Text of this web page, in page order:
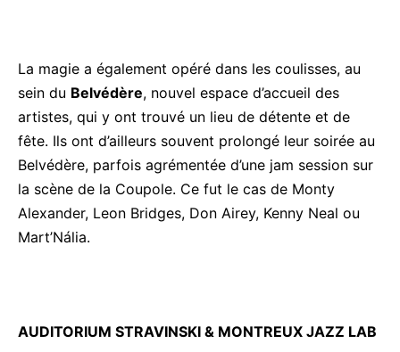
La magie a également opéré dans les coulisses, au
sein du Belvédère, nouvel espace d’accueil des
artistes, qui y ont trouvé un lieu de détente et de
fête. Ils ont d’ailleurs souvent prolongé leur soirée au
Belvédère, parfois agrémentée d’une jam session sur
la scène de la Coupole. Ce fut le cas de Monty
Alexander, Leon Bridges, Don Airey, Kenny Neal ou
Mart’Nália.
AUDITORIUM STRAVINSKI & MONTREUX JAZZ LAB